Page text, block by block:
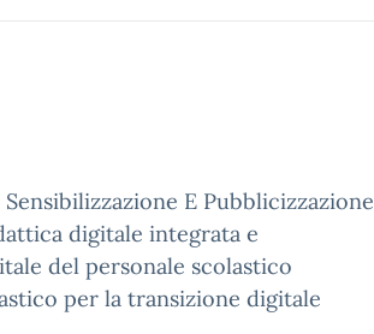
E Pubblicizzazione
digitale integrata e
del personale scolastico
per la transizione digitale